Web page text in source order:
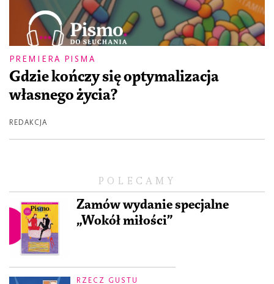
POLECAMY
Zamów wydanie specjalne
„Wokół miłości”
RZECZ GUSTU
PREMIERA PISMA
Gdzie kończy się optymalizacja
własnego życia?
REDAKCJA